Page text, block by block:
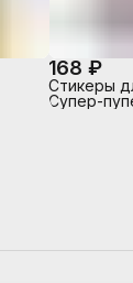
168 ₽
Стикеры
Супер-